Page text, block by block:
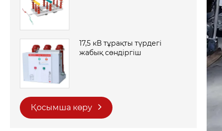
17,5 кВ тұрақты түрдегі
жабық сөндіргіш
Қосымша көру